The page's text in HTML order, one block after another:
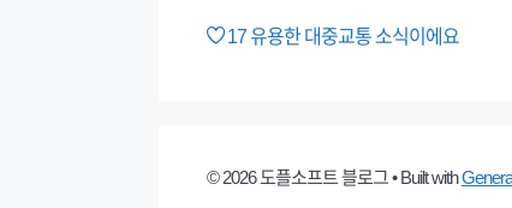
17유용한 대중교통 소식이에요
© 2026 도플소프트 블로그• Built with